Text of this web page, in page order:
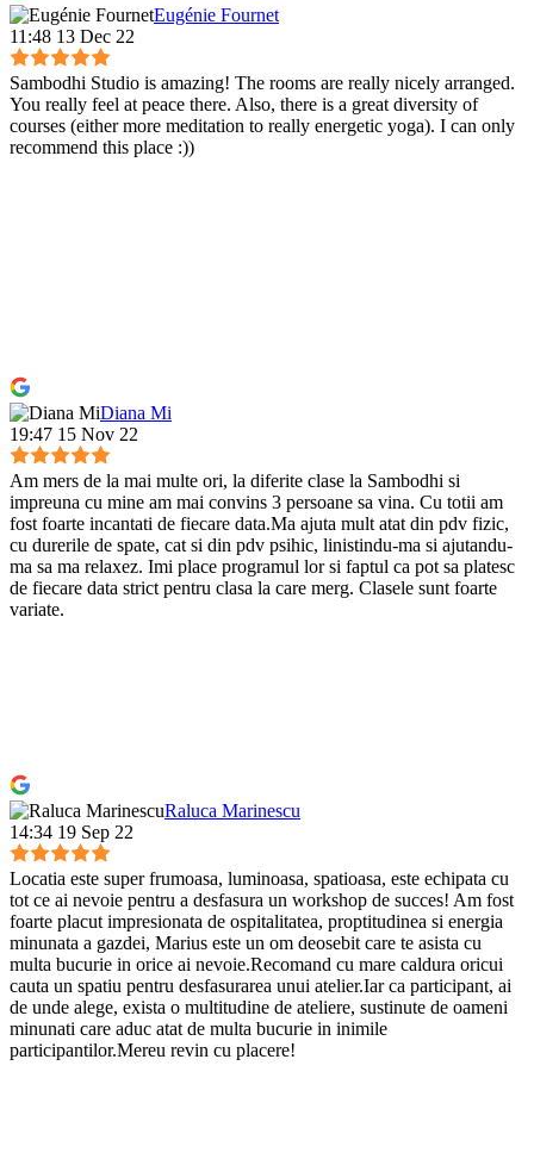
Eugénie Fournet
11:48 13 Dec 22
Sambodhi Studio is amazing! The rooms are really nicely arranged.
You really feel at peace there. Also, there is a great diversity of
courses (either more meditation to really energetic yoga). I can only
recommend this place :))
Diana Mi
19:47 15 Nov 22
Am mers de la mai multe ori, la diferite clase la Sambodhi si
impreuna cu mine am mai convins 3 persoane sa vina. Cu totii am
fost foarte incantati de fiecare data.Ma ajuta mult atat din pdv fizic,
cu durerile de spate, cat si din pdv psihic, linistindu-ma si ajutandu-
ma sa ma relaxez. Imi place programul lor si faptul ca pot sa platesc
de fiecare data strict pentru clasa la care merg. Clasele sunt foarte
variate.
Raluca Marinescu
14:34 19 Sep 22
Locatia este super frumoasa, luminoasa, spatioasa, este echipata cu
tot ce ai nevoie pentru a desfasura un workshop de succes! Am fost
foarte placut impresionata de ospitalitatea, proptitudinea si energia
minunata a gazdei, Marius este un om deosebit care te asista cu
multa bucurie in orice ai nevoie.Recomand cu mare caldura oricui
cauta un spatiu pentru desfasurarea unui atelier.Iar ca participant, ai
de unde alege, exista o multitudine de ateliere, sustinute de oameni
minunati care aduc atat de multa bucurie in inimile
participantilor.Mereu revin cu placere!